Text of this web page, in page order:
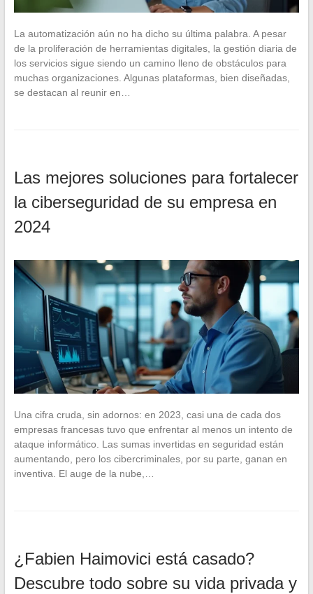
La automatización aún no ha dicho su última palabra. A pesar
de la proliferación de herramientas digitales, la gestión diaria de
los servicios sigue siendo un camino lleno de obstáculos para
muchas organizaciones. Algunas plataformas, bien diseñadas,
se destacan al reunir en…
Las mejores soluciones para fortalecer
la ciberseguridad de su empresa en
2024
Una cifra cruda, sin adornos: en 2023, casi una de cada dos
empresas francesas tuvo que enfrentar al menos un intento de
ataque informático. Las sumas invertidas en seguridad están
aumentando, pero los cibercriminales, por su parte, ganan en
inventiva. El auge de la nube,…
¿Fabien Haimovici está casado?
Descubre todo sobre su vida privada y